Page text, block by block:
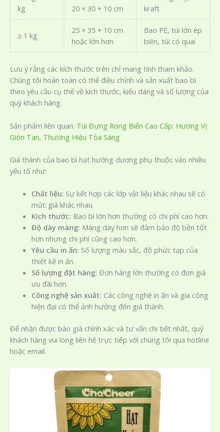
kg
20 × 30 + 10 cm
kraft
≥ 1 kg
25 × 35 + 10 cm
hoặc lớn hơn
Bao PE, túi lớn ép
biên, túi có quai
Lưu ý rằng các kích thước trên chỉ mang tính tham khảo.
Chúng tôi hoàn toàn có thể điều chỉnh và sản xuất bao bì
theo yêu cầu cụ thể về kích thước, kiểu dáng và số lượng của
quý khách hàng.
Sản phẩm liên quan: Túi Đựng Rong Biển Cao Cấp: Hương Vị
Giòn Tan, Thương Hiệu Tỏa Sáng
Giá thành của bao bì hạt hướng dương phụ thuộc vào nhiều
yếu tố như:
Chất liệu: Sự kết hợp các lớp vật liệu khác nhau sẽ có
mức giá khác nhau.
Kích thước: Bao bì lớn hơn thường có chi phí cao hơn.
Độ dày màng: Màng dày hơn sẽ đảm bảo độ bền tốt
hơn nhưng chi phí cũng cao hơn.
Yêu cầu in ấn: Số lượng màu sắc, độ phức tạp của
thiết kế in ấn.
Số lượng đặt hàng: Đơn hàng lớn thường có đơn giá
ưu đãi hơn.
Công nghệ sản xuất: Các công nghệ in ấn và gia công
hiện đại có thể ảnh hưởng đến giá thành.
Để nhận được báo giá chính xác và tư vấn chi tiết nhất, quý
khách hàng vui lòng liên hệ trực tiếp với chúng tôi qua hotline
hoặc email.